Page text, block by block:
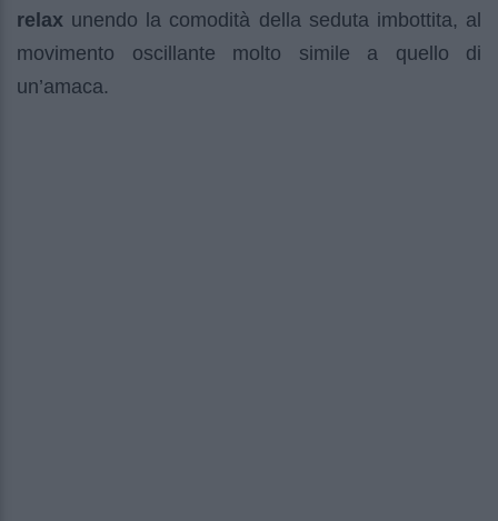
relax unendo la comodità della seduta imbottita, al
movimento oscillante molto simile a quello di
un’amaca.